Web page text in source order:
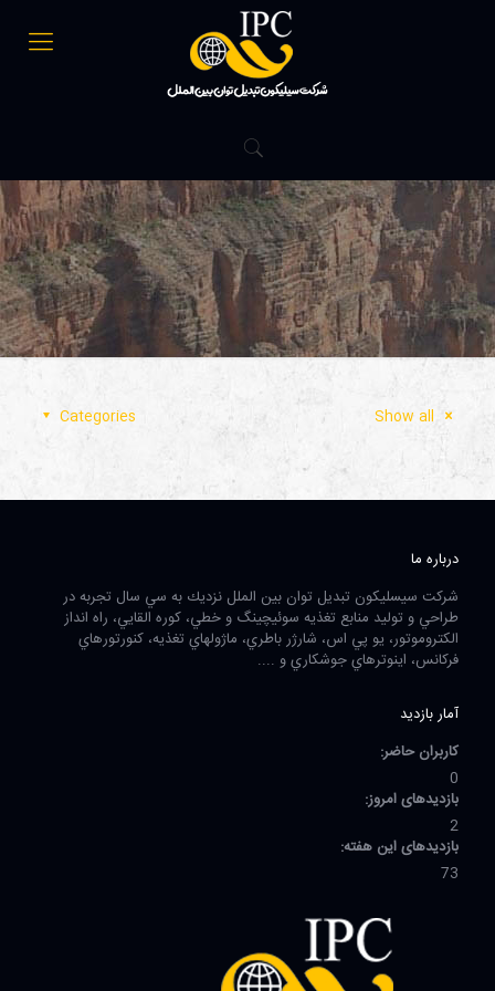
Categories
درباره ما
شرکت سیسلیکون تبدیل توان بین الملل نزديك به سي سال تجربه در
طراحي و توليد منابع تغذيه سوئيچينگ و خطي، كوره القايي، راه انداز
الكتروموتور، يو پي اس، شارژر باطري، ماژولهاي تغذيه، كنورتورهاي
فركانس، اينوترهاي جوشكاري و ....
آمار بازدید
کاربران حاضر:
0
بازدیدهای امروز:
2
بازدیدهای این هفته:
73